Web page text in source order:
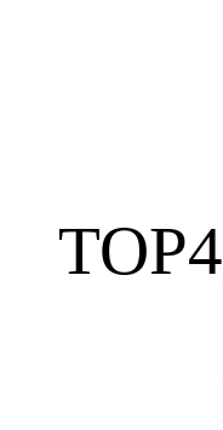
TOP4